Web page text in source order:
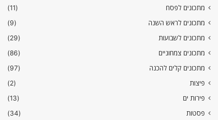
מתכונים לפסח
(11)
מתכונים לראש השנה
(9)
מתכונים לשבועות
(29)
מתכונים צמחוניים
(86)
מתכונים קלים להכנה
(97)
פיצות
(2)
פירות ים
(13)
פסטות
(34)